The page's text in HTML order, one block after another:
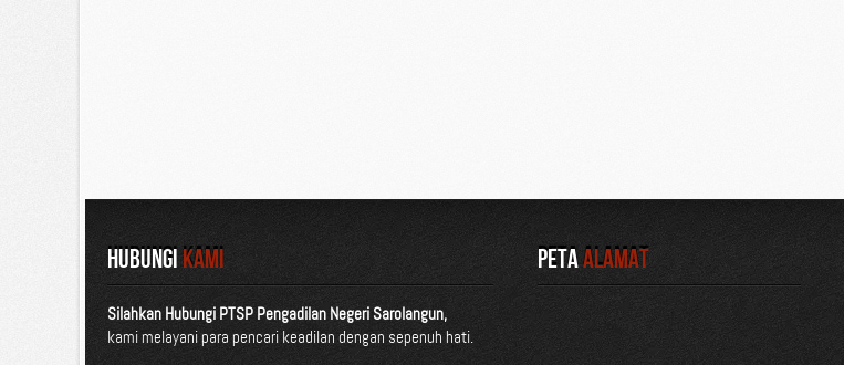
HUBUNGI KAMI
Silahkan Hubungi PTSP Pengadilan Negeri Sarolangun,
kami melayani para pencari keadilan dengan sepenuh hati.
PetaAlamat